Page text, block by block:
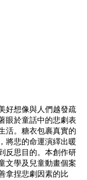
好想像與人們越發疏
眼於童話中的悲劇表
活。糖衣包裹真實的
將悲的命運演繹出暖
反思目的。本創作研
文學及兒童動畫個案
拿捏悲劇因素的比